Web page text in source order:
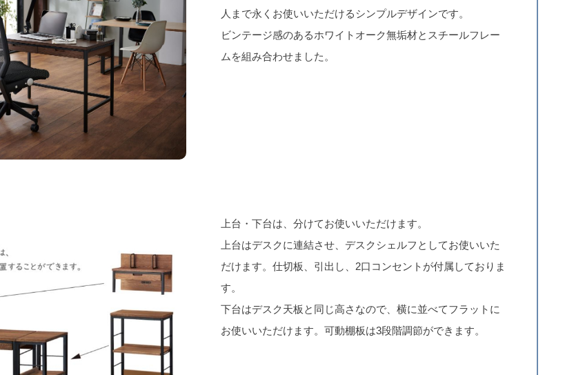
人まで永くお使いいただけるシンプルデザインです。
ビンテージ感のあるホワイトオーク無垢材とスチールフレー
ムを組み合わせました。
上台・下台は、分けてお使いいただけます。
上台はデスクに連結させ、デスクシェルフとしてお使いいた
だけます。仕切板、引出し、2口コンセントが付属しておりま
す。
下台はデスク天板と同じ高さなので、横に並べてフラットに
お使いいただけます。可動棚板は3段階調節ができます。